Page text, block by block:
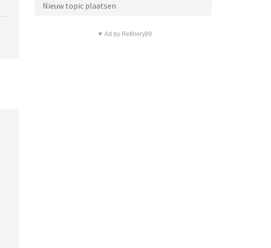
Nieuw topic plaatsen
▼ Ad by Refinery89